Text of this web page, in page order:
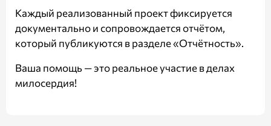
Каждый реализованный проект фиксируется
документально и сопровождается отчётом,
который публикуются в разделе«Отчётность».
Ваша помощь — это реальное участие в делах
милосердия!